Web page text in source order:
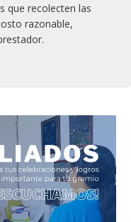
que recolecten las
razonable,